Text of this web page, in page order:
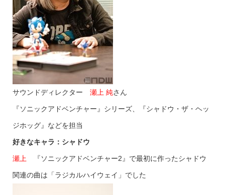
サウンドディレクター 瀬上 純さん
『ソニックアドベンチャー』シリーズ、『シャドウ・ザ・ヘッ
ジホッグ』などを担当
好きなキャラ：シャドウ
瀬上 『ソニックアドベンチャー2』で最初に作ったシャドウ
関連の曲は「ラジカルハイウェイ」でした